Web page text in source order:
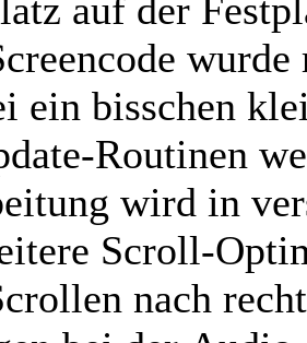
auf der
ein bisschen
Routinen
wird in
Scroll-
nach